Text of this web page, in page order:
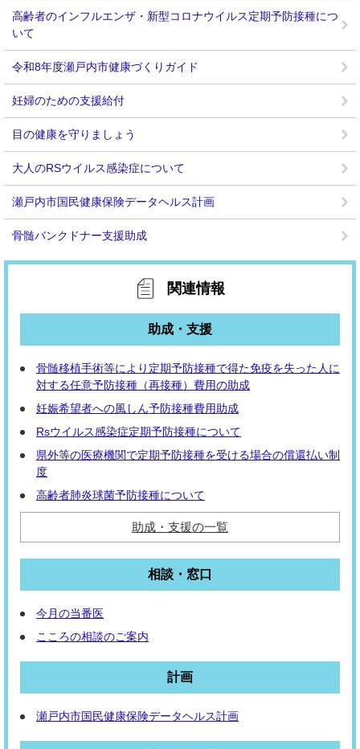
高齢者のインフルエンザ・新型コロナウイルス定期予防接種につ
いて
令和8年度瀬戸内市健康づくりガイド
妊婦のための支援給付
目の健康を守りましょう
大人のRSウイルス感染症について
瀬戸内市国民健康保険データヘルス計画
骨髄バンクドナー支援助成
関連情報
助成・支援
骨髄移植手術等により定期予防接種で得た免疫を失った人に
対する任意予防接種（再接種）費用の助成
妊娠希望者への風しん予防接種費用助成
Rsウイルス感染症定期予防接種について
県外等の医療機関で定期予防接種を受ける場合の償還払い制
度
高齢者肺炎球菌予防接種について
助成・支援の一覧
相談・窓口
今月の当番医
こころの相談のご案内
計画
瀬戸内市国民健康保険データヘルス計画